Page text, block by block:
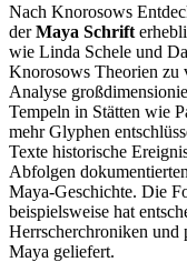
Nach Knorosows
derMaya Schrift
wie Linda Schele und
Knorosows Theorien zu
Analyse
Tempeln in Stätten wie
mehr Glyphen
Texte historische
Abfolgen
Maya-Geschichte. Die
beispielsweise hat
Herrscherchroniken und
Maya geliefert.